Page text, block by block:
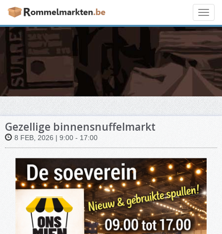
Gezellige binnensnuffelmarkt
8 FEB, 2026 | 9:00 - 17:00